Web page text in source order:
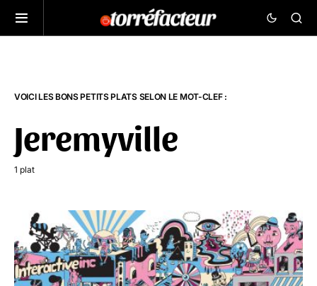
VOICI LES BONS PETITS PLATS SELON LE MOT-CLEF :
Jeremyville
1 plat